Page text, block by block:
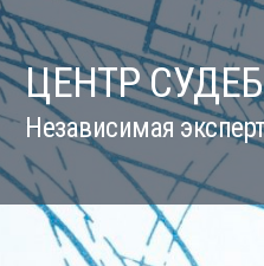
ЦЕНТР
Независимая